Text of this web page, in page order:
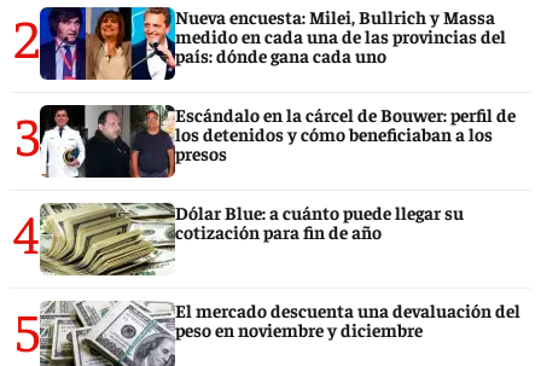
2
Nueva encuesta: Milei, Bullrich y Massa
medido en cada una de las provincias del
país: dónde gana cada uno
3
Escándalo en la cárcel de Bouwer: perfil de
los detenidos y cómo beneficiaban a los
presos
4
Dólar Blue: a cuánto puede llegar su
cotización para fin de año
5
El mercado descuenta una devaluación del
peso en noviembre y diciembre